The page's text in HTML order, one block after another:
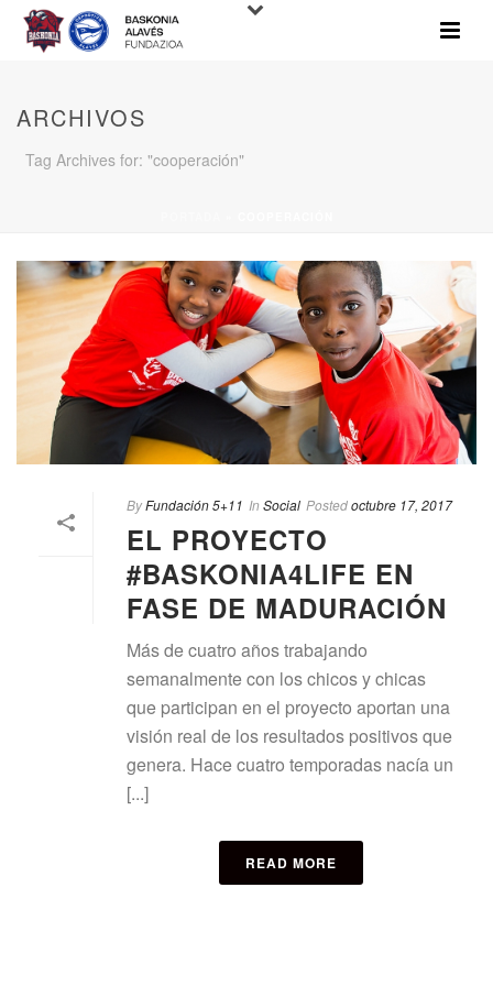
ARCHIVOS
Tag Archives for: "cooperación"
ByFundación 5+11 In Social Postedoctubre 17, 2017
EL PROYECTO
#BASKONIA4LIFE EN
FASE DE MADURACIÓN
Más de cuatro años trabajando
semanalmente con los chicos y chicas
que participan en el proyecto aportan una
visión real de los resultados positivos que
genera. Hace cuatro temporadas nacía un
[...]
READ MORE